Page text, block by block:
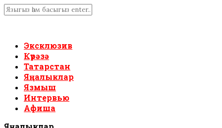
Эксклюзив
Күрәзә
Татарстан
Яңалыклар
Язмыш
Интервью
Афиша